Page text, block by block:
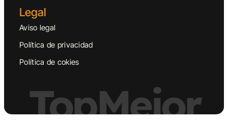
Legal
Aviso legal
Política de privacidad
Política de cokies
TopMejor